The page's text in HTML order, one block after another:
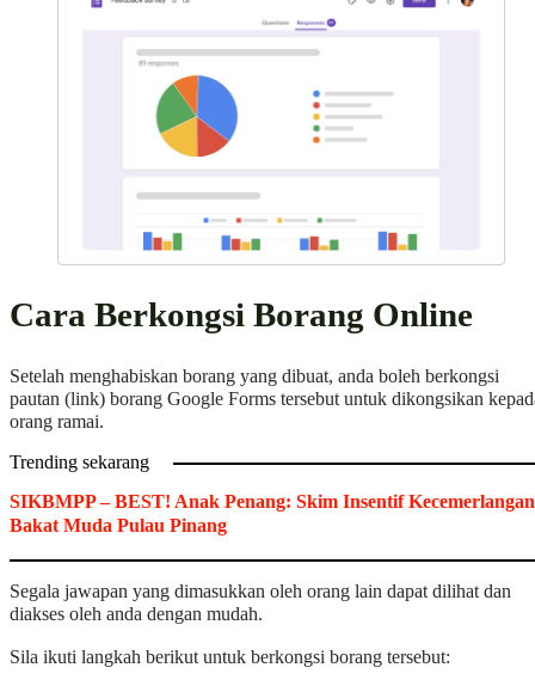
Cara Berkongsi Borang Online
Setelah menghabiskan borang yang dibuat, anda boleh berkongsi
pautan (link) borang Google Forms tersebut untuk dikongsikan
orang ramai.
Trending sekarang
SIKBMPP – BEST! Anak Penang: Skim Insentif Kecemerlangan
Bakat Muda Pulau Pinang
Segala jawapan yang dimasukkan oleh orang lain dapat dilihat dan
diakses oleh anda dengan mudah.
Sila ikuti langkah berikut untuk berkongsi borang tersebut: